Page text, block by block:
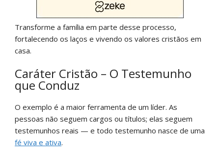
Transforme a família em parte desse processo,
fortalecendo os laços e vivendo os valores cristãos em
casa.
Caráter Cristão – O Testemunho
que Conduz
O exemplo é a maior ferramenta de um líder. As
pessoas não seguem cargos ou títulos; elas seguem
testemunhos reais — e todo testemunho nasce de uma
fé viva e ativa.